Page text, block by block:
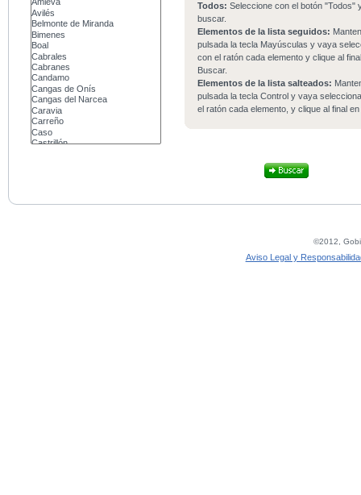
Todos: Seleccione con el botón "Todos"
buscar.
Elementos de la lista seguidos:
pulsada la tecla Mayúsculas y vaya
con el ratón cada elemento y clique al
Buscar.
Elementos de la lista salteados:
pulsada la tecla Control y vaya
el ratón cada elemento, y clique al final
©2012,
Aviso Legal y